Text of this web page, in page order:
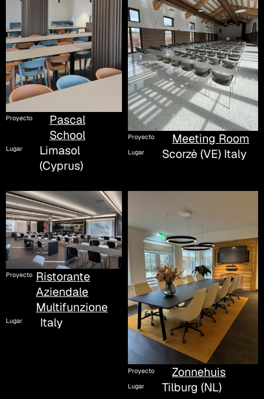
Proyecto
Pascal
School
Lugar
Limasol
(Cyprus)
Proyecto Meeting Room
Lugar Scorzè (VE) Italy
Proyecto Zonnehuis
Lugar Tilburg (NL)
Proyecto Ristorante
Aziendale
Multifunzione
Lugar Italy